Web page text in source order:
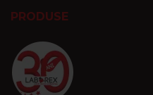
PRODUSE